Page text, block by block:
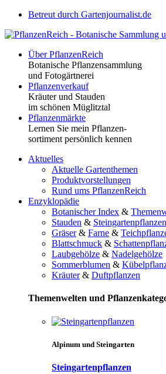
Betreut durch Gartenjournalist.de
Über PflanzenReich
Botanische Pflanzensammlung
und Fotogärtnerei
Pflanzenverkauf
Kräuter und Stauden
im schönen Müglitztal
Pflanzenmärkte
Lernen Sie mein Pflanzen-
sortiment persönlich kennen
Aktuelles
Aktuelle Gartenthemen
Produktvorstellungen
Rund ums PflanzenReich
Enzyklopädie
Botanischer Index &
Stauden & Steingartenpflanzen
Gräser& Farne &
Blattschmuck &
Laubgehölze & Nadelgehölze
Sommerblumen &
Kräuter& Duftpflanzen
Themenwelten und
Alpinum und Steingarten
Steingartenpflanzen